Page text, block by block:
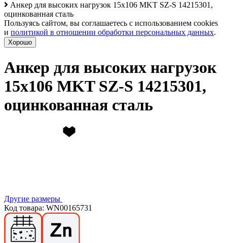
Анкер для высоких нагрузок 15х106 MKT SZ-S 14215301,
оцинкованная сталь
Пользуясь сайтом, вы соглашаетесь с использованием cookies
и политикой в отношении обработки персональных данных.
Хорошо
Анкер для высоких нагрузок
15х106 MKT SZ-S 14215301,
оцинкованная сталь
Другие размеры
Код товара: WN00165731